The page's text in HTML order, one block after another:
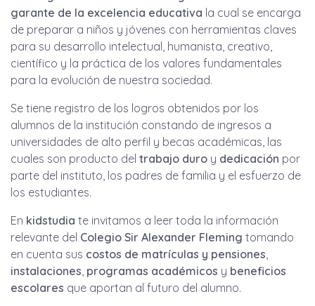
garante de la excelencia educativa la cual se encarga
de preparar a niños y jóvenes con herramientas claves
para su desarrollo intelectual, humanista, creativo,
científico y la práctica de los valores fundamentales
para la evolución de nuestra sociedad.
Se tiene registro de los logros obtenidos por los
alumnos de la institución constando de ingresos a
universidades de alto perfil y becas académicas, las
cuales son producto del trabajo duro y dedicación por
parte del instituto, los padres de familia y el esfuerzo de
los estudiantes.
En kidstudia te invitamos a leer toda la información
relevante del Colegio Sir Alexander Fleming tomando
en cuenta sus costos de matrículas y pensiones,
instalaciones, programas académicos y beneficios
escolares que aportan al futuro del alumno.